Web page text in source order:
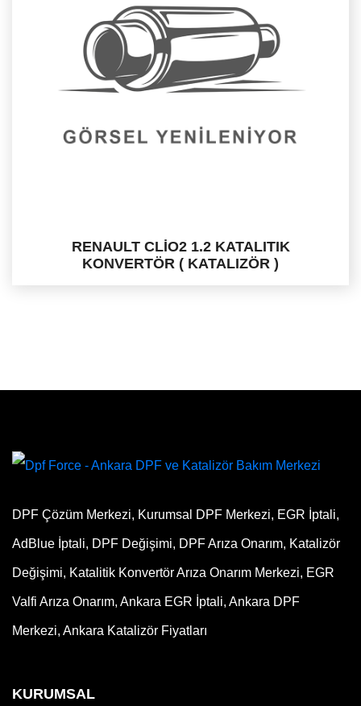
RENAULT CLİO2 1.2 KATALITIK
KONVERTÖR ( KATALIZÖR )
DPF Çözüm Merkezi, Kurumsal DPF Merkezi, EGR İptali,
AdBlue İptali, DPF Değişimi, DPF Arıza Onarım, Katalizör
Değişimi, Katalitik Konvertör Arıza Onarım Merkezi, EGR
Valfi Arıza Onarım, Ankara EGR İptali, Ankara DPF
Merkezi, Ankara Katalizör Fiyatları
KURUMSAL